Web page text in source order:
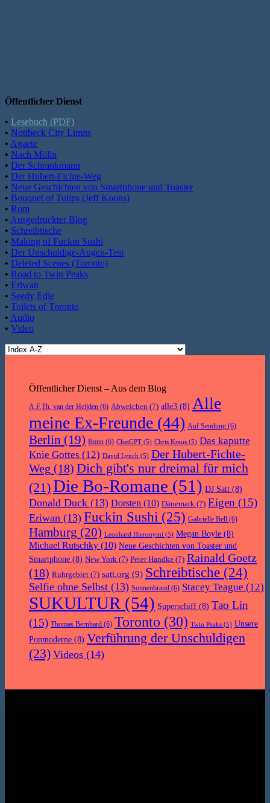
Öffentlicher Dienst
• Lesebuch (PDF)
• Nottbeck City Limits
• Agaete
• Nach Mölln
• Der Schrankmann
• Der Hubert-Fichte-Weg
• Neue Geschichten von Smartphone und Toaster
• Bouquet of Tulips (Jeff Koons)
• Rom
• Ausgedruckter Blog
• Schreibtische
• Making of Fuckin Sushi
• Der Unschuldige-Augen-Test
• Deleted Scenes (Toronto)
• Road to Twin Peaks
• Eriwan
• Seedy Edie
• Toilets of Toronto
• Audio
• Video
Öffentlicher Dienst – Aus dem Blog
A.F.Th. van der Heijden (6) Abweichen (7) alle3 (8) Alle
meine Ex-Freunde (44) Auf Sendung (6)
Berlin (19) Bonn (6) ChatGPT (5) Chris Kraus (5) Das kaputte
Knie Gottes (12) David Lynch (5) Der Hubert-Fichte-
Weg (18) Dich gibt's nur dreimal für mich
(21)Die Bo-Romane (51) DJ Satt (8)
Donald Duck (13) Dorsten (10) Dänemark (7) Eigen (15)
Eriwan (13) Fuckin Sushi (25) Gabrielle Bell (6)
Hamburg (20) Leonhard Hieronymi (5) Megan Boyle (8)
Michael Rutschky (10) Neue Geschichten von Toaster und
Smartphone (8) New York (7) Peter Handke (7) Rainald Goetz
(18) Ruhrgebiet (7) satt.org (9) Schreibtische (24)
Selfie ohne Selbst (13) Sonnenbrand (6) Stacey Teague (12)
SUKULTUR (54) Superschiff (8) Tao Lin
(15) Thomas Bernhard (6) Toronto (30) Twin Peaks (5) Unsere
Popmoderne (8) Verführung der Unschuldigen
(23) Videos (14)